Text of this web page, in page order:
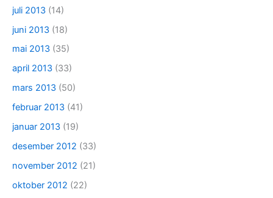
juli 2013 (14)
juni 2013 (18)
mai 2013 (35)
april 2013 (33)
mars 2013 (50)
februar 2013 (41)
januar 2013 (19)
desember 2012 (33)
november 2012 (21)
oktober 2012 (22)